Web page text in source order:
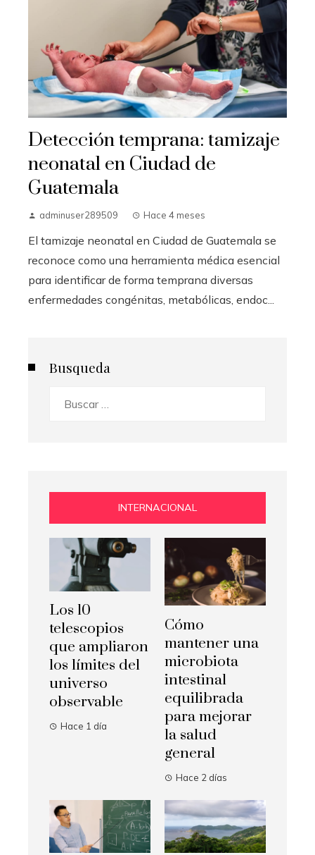
Detección temprana: tamizaje
neonatal en Ciudad de
Guatemala
adminuser289509 Hace 4 meses
El tamizaje neonatal en Ciudad de Guatemala se
reconoce como una herramienta médica esencial
para identificar de forma temprana diversas
enfermedades congénitas, metabólicas, endoc...
Busqueda
INTERNACIONAL
Los 10
telescopios
que ampliaron
los límites del
universo
observable
Hace 1 día
Cómo
mantener una
microbiota
intestinal
equilibrada
para mejorar
la salud
general
Hace 2 días